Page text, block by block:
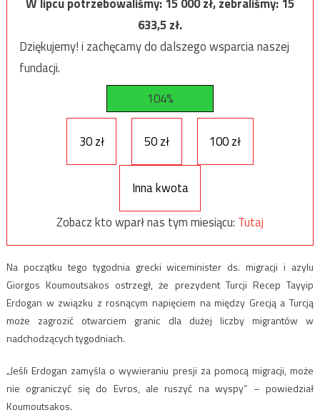
633,5zł.
Dziękujemy! i zachęcamy do dalszego wsparcia naszej
fundacji.
104%
30 zł 50 zł 100 zł
Inna kwota
Zobacz kto wparł nas tym miesiącu: Tutaj
Na początku tego tygodnia grecki wiceminister ds. migracji i azylu
Giorgos Koumoutsakos ostrzegł, że prezydent Turcji Recep Tayyip
Erdogan w związku z rosnącym napięciem na między Grecją a Turcją
może zagrozić otwarciem granic dla dużej liczby migrantów w
nadchodzących tygodniach.
„Jeśli Erdogan zamyśla o wywieraniu presji za pomocą migracji, może
nie ograniczyć się do Evros, ale ruszyć na wyspy” – powiedział
Koumoutsakos.